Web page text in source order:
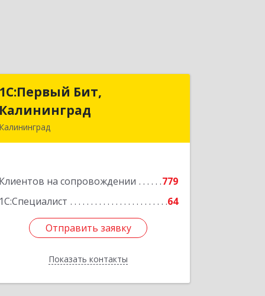
1С:Первый Бит,
Калининград
Калининград
Клиентов на сопровождении
779
1С:Специалист
64
Отправить заявку
Показать контакты
1С:Первый Бит,
Калининград
Подробнее
Отправить заявку
Назад